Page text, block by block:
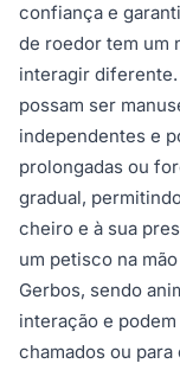
confiança e
de roedor tem um
interagir
possam ser
independentes e
prolongadas ou
gradual,
cheiro e à sua
um petisco na
Gerbos, sendo
interação e
chamados ou